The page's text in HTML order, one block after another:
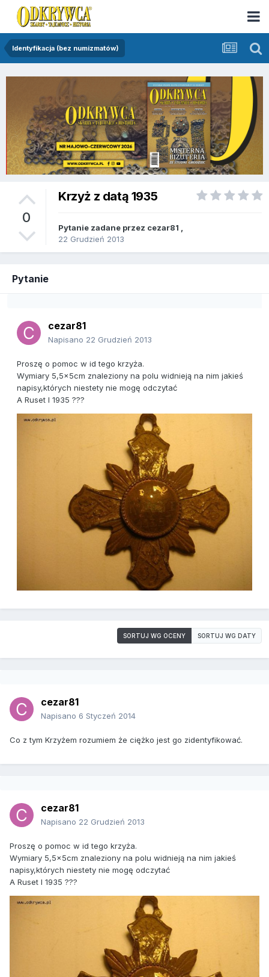
Identyfikacja (bez numizmatów)
0
Krzyż z datą 1935
Pytanie zadane przez cezar81
22 Grudzień 2013
Pytanie
cezar81
Napisano 22 Grudzień 2013
Proszę o pomoc w id tego krzyża.
Wymiary 5,5x5cm znaleziony na polu widnieją na nim jakieś
napisy,których niestety nie mogę odczytać
A Ruset I 1935 ???
SORTUJ WG OCENY SORTUJ WG DATY
cezar81
Napisano 6 Styczeń 2014
Co z tym Krzyżem rozumiem że ciężko jest go zidentyfikować.
cezar81
Napisano 22 Grudzień 2013
Proszę o pomoc w id tego krzyża.
Wymiary 5,5x5cm znaleziony na polu widnieją na nim jakieś
napisy,których niestety nie mogę odczytać
A Ruset I 1935 ???